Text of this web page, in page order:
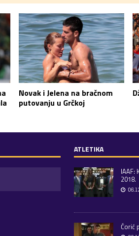
Novak i Jelena na bračnom
putovanju u Grčkoj
ATLETIKA
IAAF:
2018.
Ćorić